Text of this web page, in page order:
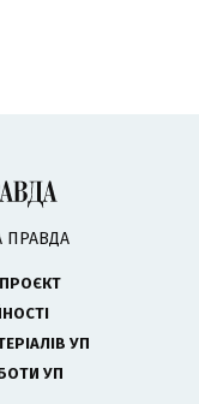
ПРАВДА
УП
УП